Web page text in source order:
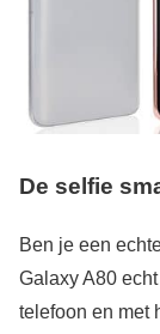
De selfie
Ben je een
Galaxy A80
telefoon en met